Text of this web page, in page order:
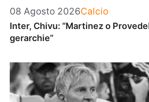
08 Agosto 2026Categorie
Calcio
Inter, Chivu: “Martinez o
gerarchie”